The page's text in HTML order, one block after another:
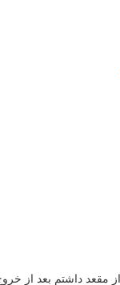
مقعد داشتم بعد از